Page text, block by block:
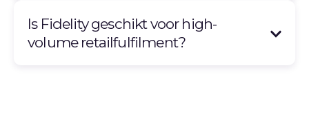
Is Fidelity geschikt voor high-
volume retailfulfilment?